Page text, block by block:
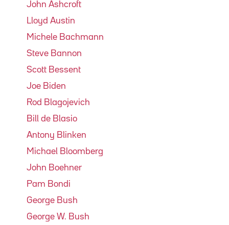
John Ashcroft
Lloyd Austin
Michele Bachmann
Steve Bannon
Scott Bessent
Joe Biden
Rod Blagojevich
Bill de Blasio
Antony Blinken
Michael Bloomberg
John Boehner
Pam Bondi
George Bush
George W. Bush